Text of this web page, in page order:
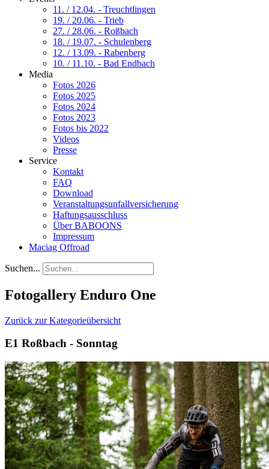
11. / 12.04. - Treuchtlingen
19. / 20.06. - Trieb
27. / 28.06. - Roßbach
18. / 19.07. - Schulenberg
12. / 13.09. - Rabenberg
10. / 11.10. - Bad Endbach
Media
Fotos 2026
Fotos 2025
Fotos 2024
Fotos 2023
Fotos bis 2022
Videos
Presse
Service
Kontakt
FAQ
Download
Veranstaltungsunfallversicherung
Haftungsausschluss
Über BABOONS
Impressum
Maciag Offroad
Suchen...
Fotogallery Enduro One
Zurück zur Kategorieübersicht
E1 Roßbach - Sonntag